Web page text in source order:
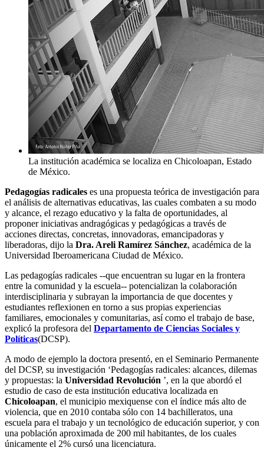
La institución académica se localiza en Chicoloapan, Estado
de México.
Pedagogías radicales es una propuesta teórica de investigación para
el análisis de alternativas educativas, las cuales combaten a su modo
y alcance, el rezago educativo y la falta de oportunidades, al
proponer iniciativas andragógicas y pedagógicas a través de
acciones directas, concretas, innovadoras, emancipadoras y
liberadoras, dijo la Dra. Areli Ramírez Sánchez, académica de la
Universidad Iberoamericana Ciudad de México.
Las pedagogías radicales --que encuentran su lugar en la frontera
entre la comunidad y la escuela-- potencializan la colaboración
interdisciplinaria y subrayan la importancia de que docentes y
estudiantes reflexionen en torno a sus propias experiencias
familiares, emocionales y comunitarias, así como el trabajo de base,
explicó la profesora del Departamento de Ciencias Sociales y
Políticas(DCSP).
A modo de ejemplo la doctora presentó, en el Seminario Permanente
del DCSP, su investigación ‘Pedagogías radicales: alcances, dilemas
y propuestas: la Universidad Revolución ’, en la que abordó el
estudio de caso de esta institución educativa localizada en
Chicoloapan, el municipio mexiquense con el índice más alto de
violencia, que en 2010 contaba sólo con 14 bachilleratos, una
escuela para el trabajo y un tecnológico de educación superior, y con
una población aproximada de 200 mil habitantes, de los cuales
únicamente el 2% cursó una licenciatura.